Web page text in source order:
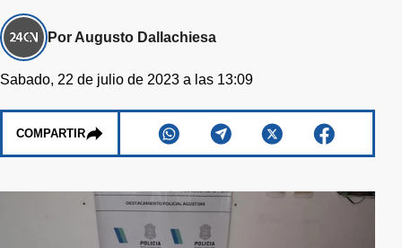
Por Augusto Dallachiesa
Sabado, 22 de julio de 2023 a las 13:09
COMPARTIR